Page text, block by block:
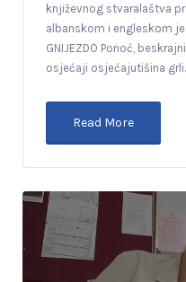
književnog stvaralaštva
albanskom i engleskom
GNIJEZDO Ponoć,
osjećaji osjećajutišina
Read More